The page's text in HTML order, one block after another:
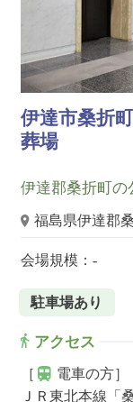
伊達市桑折
葬場
伊達郡桑折町の
福島県伊達郡
会場規模：-
駐車場あり
アクセス
［
電車の方］
ＪＲ東北本線「